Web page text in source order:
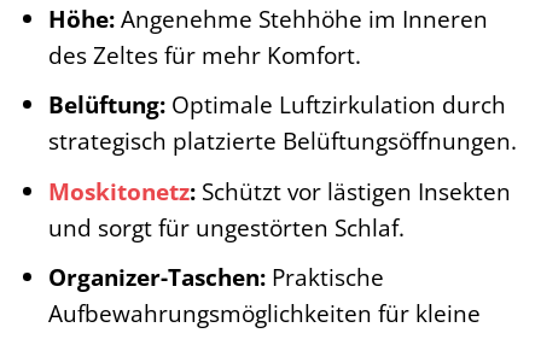
Höhe:Angenehme Stehhöhe im Inneren
des Zeltes für mehr Komfort.
Belüftung:Optimale Luftzirkulation durch
strategisch platzierte Belüftungsöffnungen.
Moskitonetz:Schützt vor lästigen Insekten
und sorgt für ungestörten Schlaf.
Organizer-Taschen:Praktische
Aufbewahrungsmöglichkeiten für kleine